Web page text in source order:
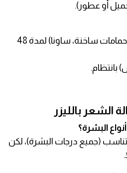
أو عطور).
- تجنبي(الحرارة العالية**) (حمامات ساخنة، ساونا) لمدة 48
الشعر بالليزر
البشرة؟
(جميع درجات البشرة)، لكن